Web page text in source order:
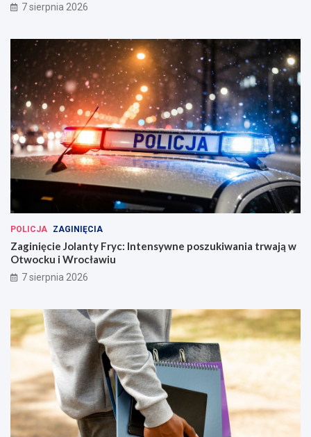
7 sierpnia 2026
POLICJA ZAGINIĘCIA
Zaginięcie Jolanty Fryc: Intensywne poszukiwania trwają w
Otwocku i Wrocławiu
7 sierpnia 2026